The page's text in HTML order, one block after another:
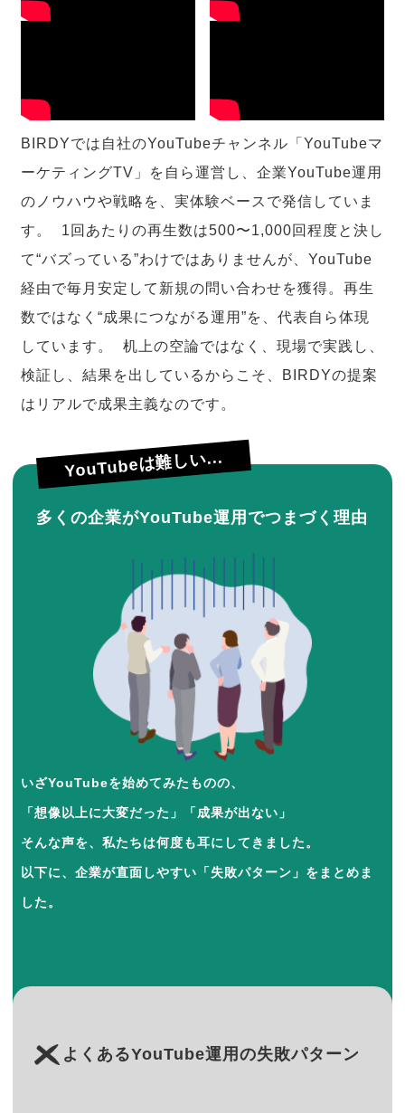
BIRDYでは自社のYouTubeチャンネル「YouTubeマ
ーケティングTV」を自ら運営し、企業YouTube運用
のノウハウや戦略を、実体験ベースで発信していま
す。 1回あたりの再生数は500〜1,000回程度と決し
て“バズっている”わけではありませんが、YouTube
経由で毎月安定して新規の問い合わせを獲得。再生
数ではなく“成果につながる運用”を、代表自ら体現
しています。 机上の空論ではなく、現場で実践し、
検証し、結果を出しているからこそ、BIRDYの提案
はリアルで成果主義なのです。
YouTubeは難しい...
多くの企業がYouTube運用でつまづく理由
いざYouTubeを始めてみたものの、
「想像以上に大変だった」「成果が出ない」
そんな声を、私たちは何度も耳にしてきました。
以下に、企業が直面しやすい「失敗パターン」をまとめま
した。
よくあるYouTube運用の失敗パターン